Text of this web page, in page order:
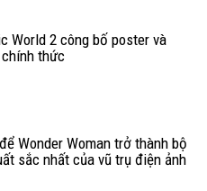
World 2 công bố poster và
thức
Wonder Woman trở thành bộ
sắc nhất của vũ trụ điện ảnh